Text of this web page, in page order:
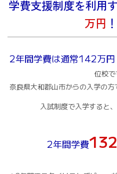
学費支援制度を利用
万円
2年間学費は通常142万円
位校で
奈良県大和郡山市からの入学の方
入試制度で入学すると、
2年間学費